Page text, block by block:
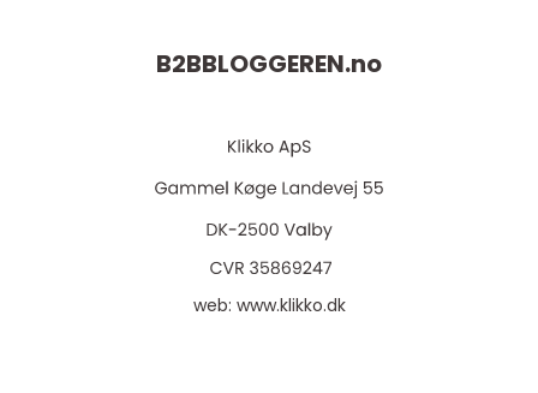
B2BBLOGGEREN.no
web: www.klikko.dk